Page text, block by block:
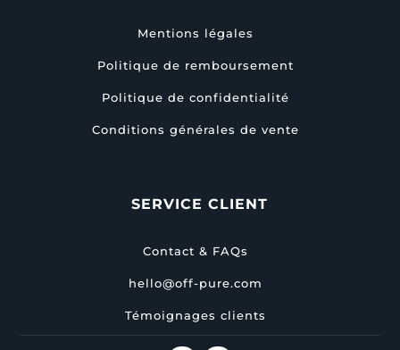
Mentions légales
Politique de remboursement
Politique de confidentialité
Conditions générales de vente
SERVICE CLIENT
Contact & FAQs
hello@off-pure.com
Témoignages clients